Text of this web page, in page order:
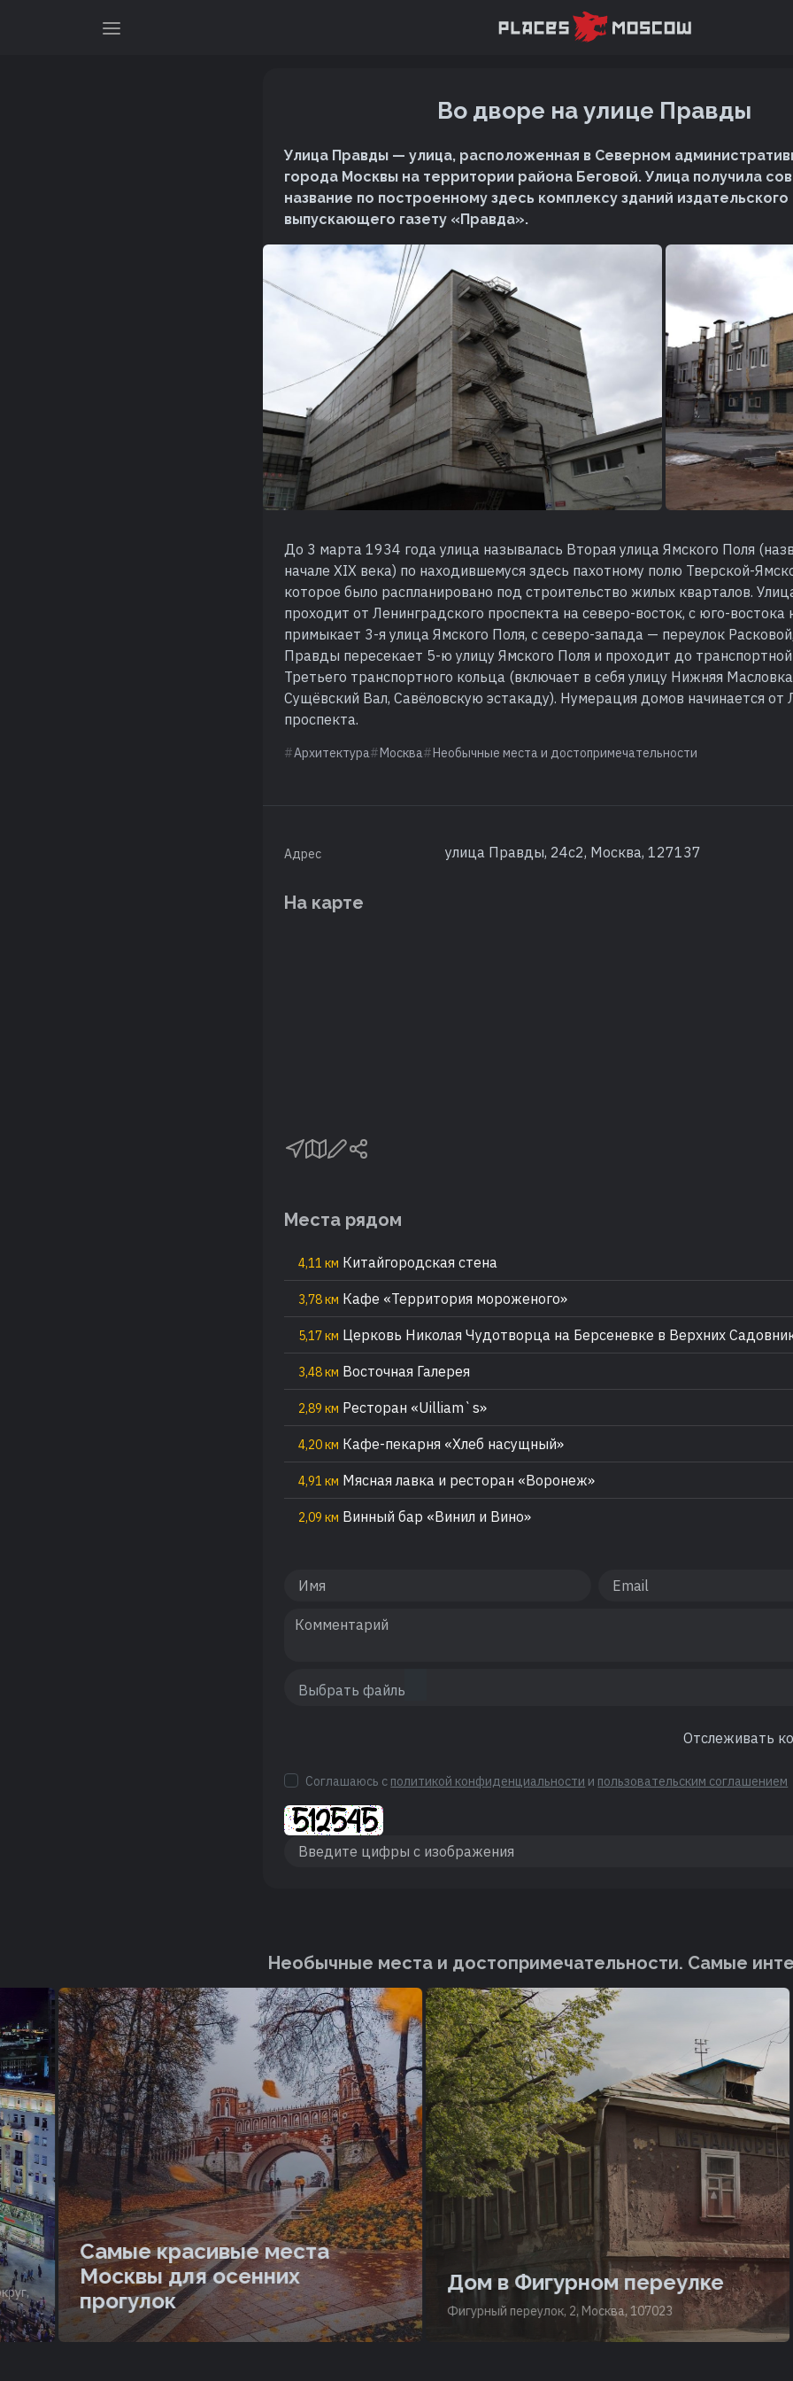
Во дворе на улице Правды
Улица Правды — улица, расположенная в Северном
города Москвы на территории района Беговой. Улица получила
название по построенному здесь комплексу зданий
выпускающего газету «Правда».
До 3 марта 1934 года улица называлась Вторая улица Ямского Поля
начале XIX века) по находившемуся здесь пахотному полю Тверской-
которое было распланировано под строительство жилых кварталов.
проходит от Ленинградского проспекта на северо-восток, с юго-востока
примыкает 3-я улица Ямского Поля, с северо-запада — переулок
Правды пересекает 5-ю улицу Ямского Поля и проходит до
Третьего транспортного кольца (включает в себя улицу Нижняя
Сущёвский Вал, Савёловскую эстакаду). Нумерация домов начинается от
проспекта.
Архитектура Москва Необычные места и достопримечательности
Адрес улица Правды, 24с2, Москва, 127137
На карте
Места рядом
4,11 км Китайгородская стена
3,78 км Кафе «Территория мороженого»
5,17 км Церковь Николая Чудотворца на Берсеневке в Верхних
3,48 км Восточная Галерея
2,89 км Ресторан «Uilliam`s»
4,20 км Кафе-пекарня «Хлеб насущный»
4,91 км Мясная лавка и ресторан «Воронеж»
2,09 км Винный бар «Винил и Вино»
Отслеживать
Соглашаюсь с политикой конфиденциальности и пользовательским соглашением
Необычные места и достопримечательности. Cамые
Самые красивые места
Москвы для осенних
прогулок
Дом в Фигурном переулке
Фигурный переулок, 2, Москва, 107023